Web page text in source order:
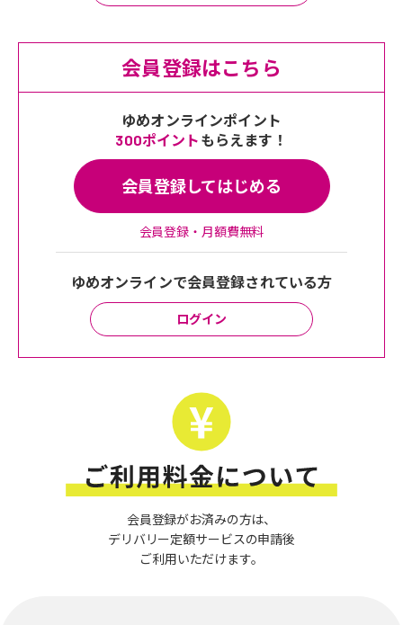
会員登録はこちら
ゆめオンラインポイント
300ポイント もらえます！
会員登録してはじめる
会員登録・月額費無料
ゆめオンラインで会員登録されている方
ログイン
会員登録がお済みの方は、
デリバリー定額サービスの申請後
ご利用いただけます。